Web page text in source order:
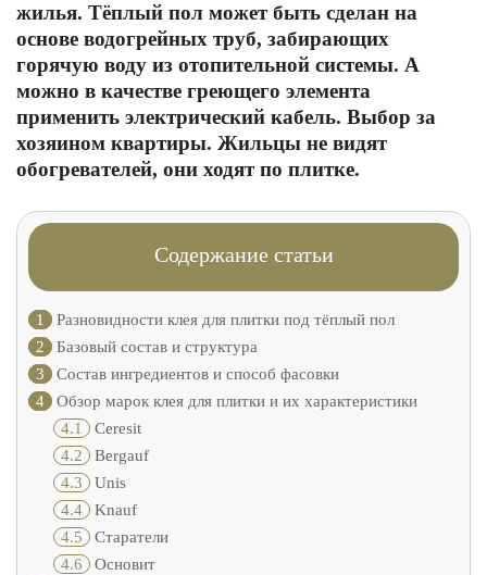
жилья. Тёплый пол может быть сделан на
основе водогрейных труб, забирающих
горячую воду из отопительной системы. А
можно в качестве греющего элемента
применить электрический кабель. Выбор за
хозяином квартиры. Жильцы не видят
обогревателей, они ходят по плитке.
Содержание статьи
1
Разновидности клея для плитки под тёплый пол
2
Базовый состав и структура
3
Состав ингредиентов и способ фасовки
4
Обзор марок клея для плитки и их характеристики
4.1 Ceresit
4.2 Bergauf
4.3 Unis
4.4 Knauf
4.5 Старатели
4.6 Основит